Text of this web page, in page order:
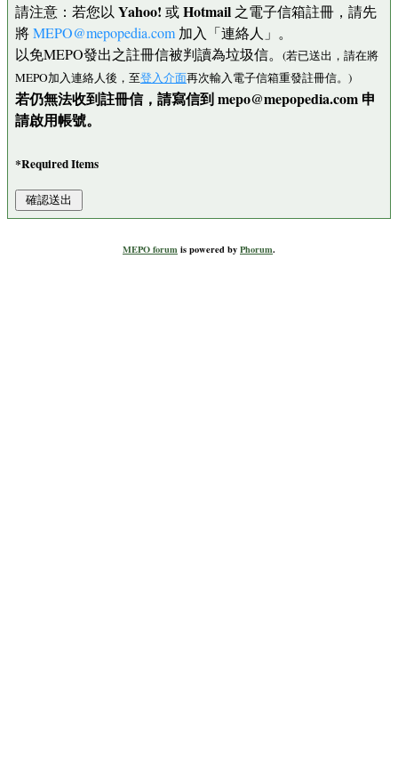
請注意：若您以 Yahoo! 或Hotmail 之電子信箱註冊，請先
將MEPO@mepopedia.com 加入「連絡人」。
以免MEPO發出之註冊信被判讀為垃圾信。 (若已送出，請在將
MEPO加入連絡人後，至登入介面再次輸入電子信箱重發註冊信。)
若仍無法收到註冊信，請寫信到 mepo@mepopedia.com 申
請啟用帳號。
*Required Items
MEPO forumis powered byPhorum.